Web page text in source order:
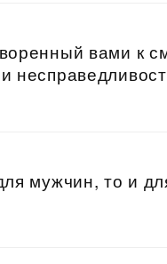
вами к
мужчин, то и